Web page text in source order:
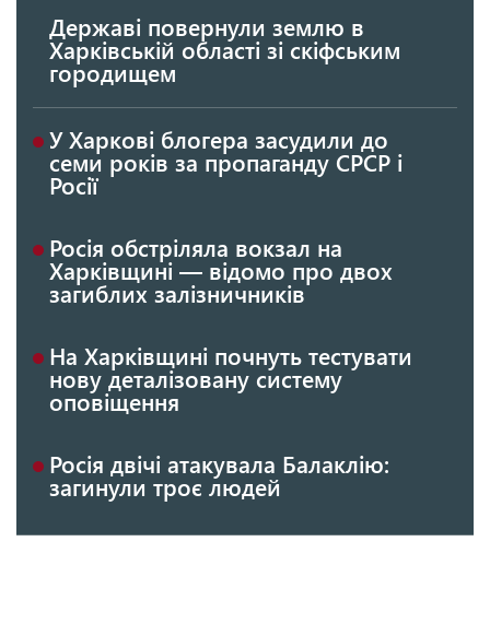
Державі повернули землю в
Харківській області зі скіфським
городищем
У Харкові блогера засудили до
семи років за пропаганду СРСР і
Росії
Росія обстріляла вокзал на
Харківщині — відомо про двох
загиблих залізничників
На Харківщині почнуть тестувати
нову деталізовану систему
оповіщення
Росія двічі атакувала Балаклію:
загинули троє людей